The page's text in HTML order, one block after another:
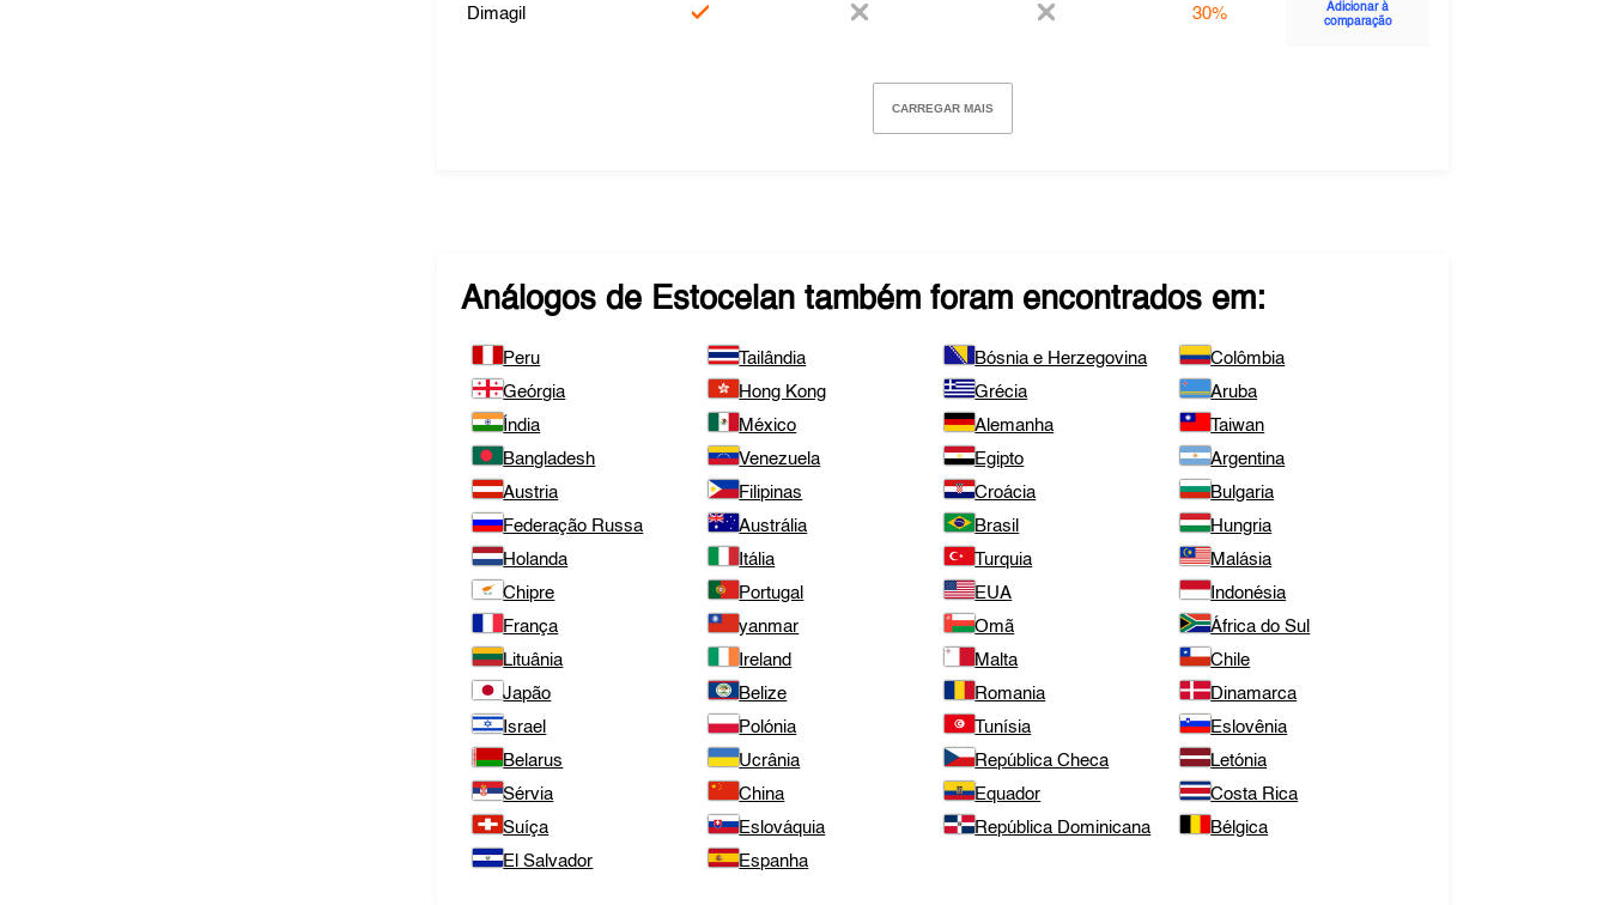
Dimagil 30%
Adicionar à
comparação
CARREGAR MAIS
Análogos de Estocelan também foram encontrados em:
Peru Tailândia Bósnia e Herzegovina
Colômbia
Geórgia
Hong Kong Grécia
Aruba
Índia
México Alemanha
Taiwan
Bangladesh
Venezuela Egipto
Argentina
Austria
Filipinas Croácia
Bulgaria
Federação Russa
Austrália Brasil
Hungria
Holanda
Itália Turquia
Malásia
Chipre
Portugal EUA
Indonésia
França
yanmar Omã
África do Sul
Lituânia
Ireland Malta
Chile
Japão
Belize Romania
Dinamarca
Israel
Polónia Tunísia
Eslovênia
Belarus
Ucrânia República Checa
Letónia
Sérvia
China Equador
Costa Rica
Suíça
Eslováquia República Dominicana
Bélgica
El Salvador
Espanha